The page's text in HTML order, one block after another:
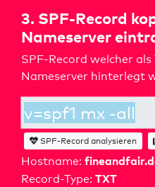
3. SPF-Record
Nameserver
SPF-Record welcher
Nameserver hinterlegt
Hostname:
Record-Type: TXT
SPF-Record analysieren